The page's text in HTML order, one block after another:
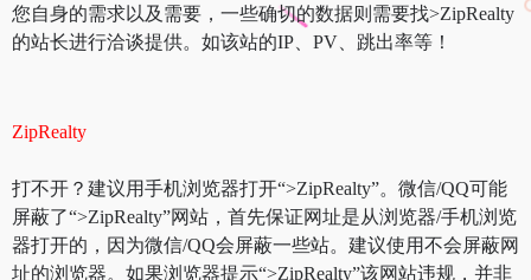
您自身的需求以及需要，一些确切的数据则需要找>ZipRealty
的站长进行洽谈提供。如该站的IP、PV、跳出率等！
ZipRealty
打不开？建议用手机浏览器打开“>ZipRealty”。微信/QQ可能
屏蔽了“>ZipRealty”网站，首先保证网址是从浏览器/手机浏览
器打开的，因为微信/QQ会屏蔽一些站。建议使用不会屏蔽网
址的浏览器。如果浏览器提示“>ZipRealty”该网站违规，并非